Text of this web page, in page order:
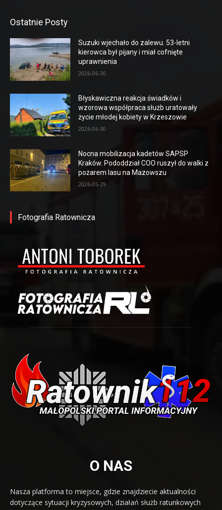
Ostatnie Posty
Suzuki wjechało do zalewu. 53-letni
kierowca był pijany i miał cofnięte
uprawnienia
2026-06-30
Błyskawiczna reakcja świadków i
wzorowa współpraca służb uratowały
życie młodej kobiety w Krzeszowie
2026-06-30
Nocna mobilizacja kadetów SAPSP
Kraków. Pododdział COO ruszył do walki z
pożarem lasu na Mazowszu
2026-05-29
Fotografia Ratownicza
O NAS
Nasza platforma to miejsce, gdzie znajdziecie aktualności
dotyczące sytuacji kryzysowych, działań służb ratunkowych